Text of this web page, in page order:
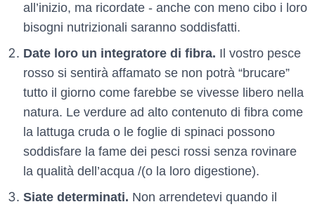
all’inizio, ma ricordate - anche con meno cibo i loro
bisogni nutrizionali saranno soddisfatti.
Date loro un integratore di fibra. Il vostro pesce
rosso si sentirà affamato se non potrà “brucare”
tutto il giorno come farebbe se vivesse libero nella
natura. Le verdure ad alto contenuto di fibra come
la lattuga cruda o le foglie di spinaci possono
soddisfare la fame dei pesci rossi senza rovinare
la qualità dell’acqua /(o la loro digestione).
Siate determinati. Non arrendetevi quando il